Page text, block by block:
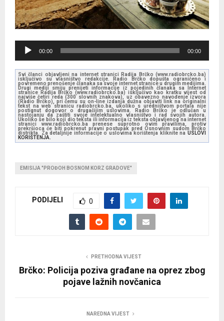
u
d
o
P
a
00:00 00:00
Svi članci objavljeni na internet stranici Radija Brčko (www.radiobrcko.ba)
isključivo su vlasništvo redakcije. Radio Brčko dopušta ograničeno i
povremeno prenošenje članaka sa svoje internet stranice u drugim medijima.
Drugi mediji smiju prenijeti informacije iz pojedinih članaka sa Internet
stranice Radija Brčko (www.radiobrcko.ba) isključivo kao kratku vijest od
najviše četiri reda (300 slovnih znakova), uz obavezno navođenje izvora
(Radio Brčko), pri čemu su on-line izdanja dužna objaviti link na originalni
tekst na web stranicu radiobrcko.ba, ukoliko s uredništvom portala nije
postignut dogovor o drugačijim uslovima. Radio Brčko je odlučan u
nastojanju da zaštiti svoje intelektualno vlasništvo i rad svojih autora.
Ukoliko se bilo koji dio teksta ili informacija iz teksta objavljenog na internet
stranici www.radiobrcko.ba prenese suprotno ovim pravilima, protiv
prekršioca će biti pokrenut pravni postupak pred Osnovnim sudom Brčko
distrikta. Za detaljnije informacije o uslovima korištenja kliknite na USLOVI
KORIŠTENJA.
EMISIJA "PROĐOH BOSNOM KORZ GRADOVE"
PODIJELI 0
PRETHODNA VIJEST
Brčko: Policija poziva građane na oprez zbog
pojave lažnih novčanica
NAREDNA VIJEST